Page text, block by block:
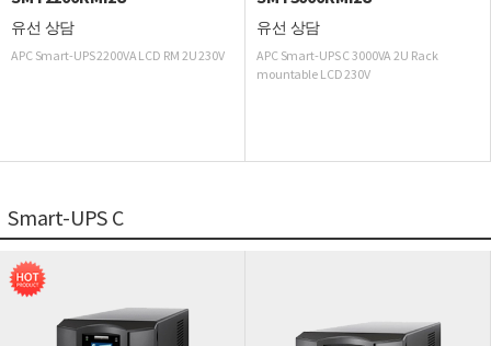
유선 상담
APC Smart-UPS 2200VA LCD RM 2U 230V
유선 상담
APC Smart-UPS C 3000VA 2U Rack
mountable LCD 230V
Smart-UPS C